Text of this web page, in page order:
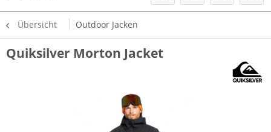
Übersicht Outdoor Jacken
Quiksilver Morton Jacket